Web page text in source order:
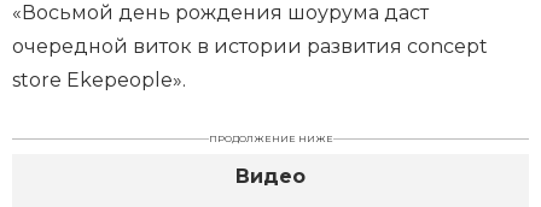
«Восьмой день рождения шоурума даст
очередной виток в истории развития concept
store Ekepeople».
ПРОДОЛЖЕНИЕ НИЖЕ
Видео